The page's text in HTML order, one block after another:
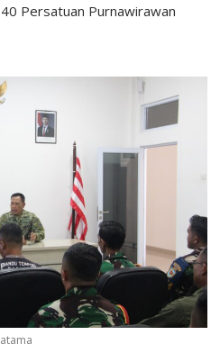
Persatuan Purnawirawan